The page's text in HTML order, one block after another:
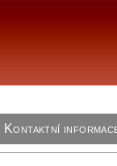
Kontaktní